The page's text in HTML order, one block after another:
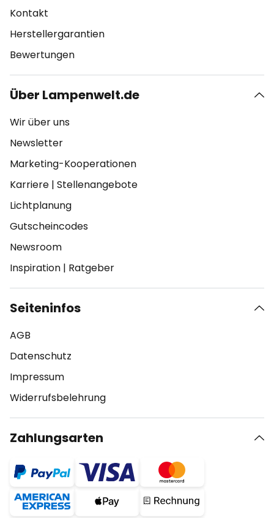
Kontakt
Herstellergarantien
Bewertungen
Über Lampenwelt.de
Wir über uns
Newsletter
Marketing-Kooperationen
Karriere | Stellenangebote
Lichtplanung
Gutscheincodes
Newsroom
Inspiration | Ratgeber
Seiteninfos
AGB
Datenschutz
Impressum
Widerrufsbelehrung
Zahlungsarten